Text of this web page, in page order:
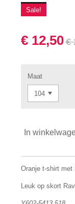
Sale!
€ 12,50€
Maat
In
Oranje t-shirt met
Leuk op skort